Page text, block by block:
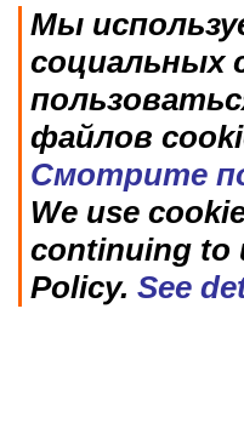
Мы
социальных
файлов
Смотрите
We use
continuing to
Policy. See